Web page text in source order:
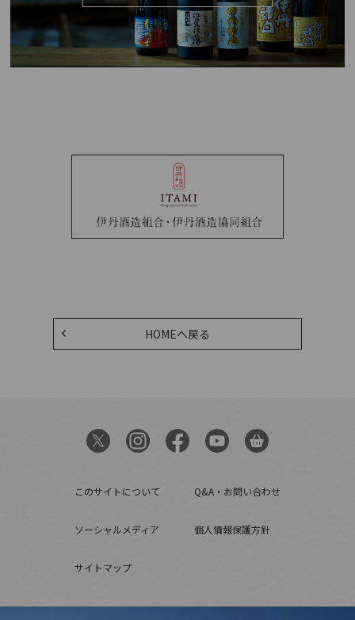
HOMEへ戻る
このサイトについて Q&A・お問い合わせ
ソーシャルメディア 個人情報保護方針
サイトマップ